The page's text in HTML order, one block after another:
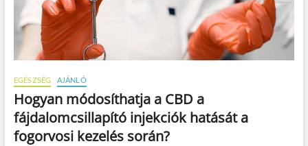
EGÉSZSÉG AJÁNLÓ
Hogyan módosíthatja a CBD a
fájdalomcsillapító injekciók hatását a
fogorvosi kezelés során?